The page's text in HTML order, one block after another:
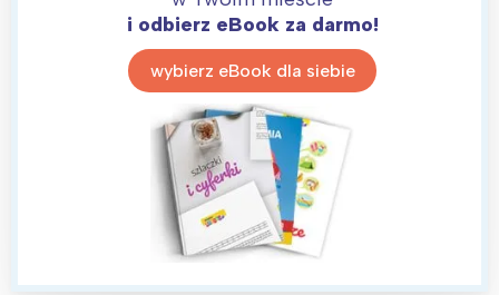
i odbierz eBook za darmo!
wybierz eBook dla siebie